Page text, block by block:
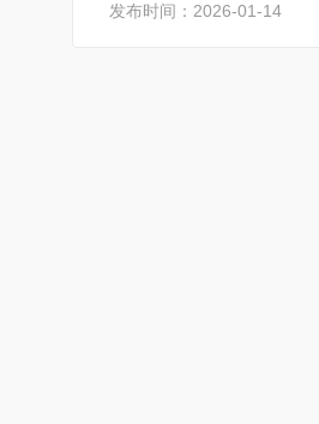
发布时间：2026-01-14